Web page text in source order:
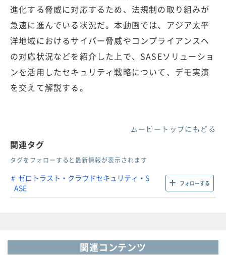
進化する脅威に対応するため、法規制の取り組みが
急速に進んでいる状況だ。本動画では、アジア太平
洋地域におけるサイバー脅威やコンプライアンスへ
の対応状況などを紹介した上で、SASEソリューショ
ンを活用したセキュリティ戦略について、デモ実演
を交えて解説する。
ムービートップにもどる
関連タグ
タグをフォローすると最新情報が表示されます
ゼロトラスト・クラウドセキュリティ・S
ASE
フォローする
関連コンテンツ